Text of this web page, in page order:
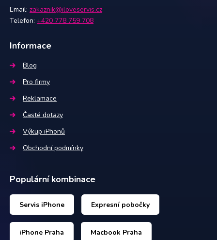
Email: zakaznik@iloveservis.cz
Telefon: +420 778 759 708
Informace
Blog
Pro firmy
Reklamace
Časté dotazy
Výkup iPhonů
Obchodní podmínky
Populární kombinace
Servis iPhone Expresní pobočky
iPhone Praha Macbook Praha